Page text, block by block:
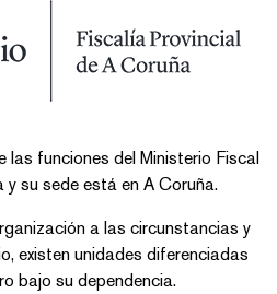
las funciones del Ministerio Fiscal
y su sede está en A Coruña.
a las circunstancias y
existen unidades diferenciadas
bajo su dependencia.